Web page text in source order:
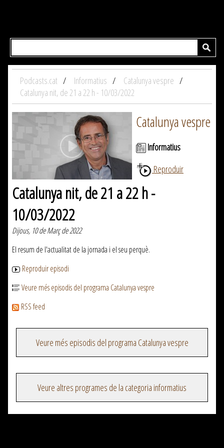
Podcasts.cat Informatius
Catalunya vespre
Catalunya nit, de 21 a 22 h - 10/03/2022
Catalunya vespre
Informatius
Reproduir
Catalunya nit, de 21 a 22 h -
10/03/2022
Dijous, 10 de Març de 2022
El resum de l'actualitat de la jornada i el seu perquè.
Reproduir episodi
Veure més episodis del programa Catalunya vespre
RSS feed
Veure més episodis del programa Catalunya vespre
Veure altres programes de la categoria informatius